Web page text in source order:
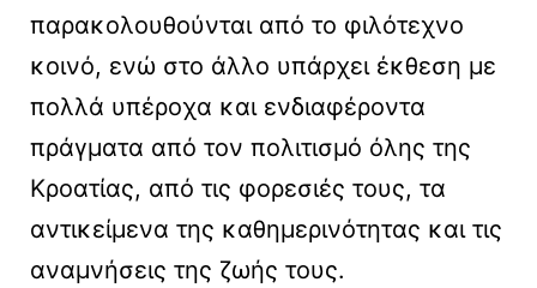
παρακολουθούνται από το φιλότεχνο
κοινό, ενώ στο άλλο υπάρχει έκθεση με
πολλά υπέροχα και ενδιαφέροντα
πράγματα από τον πολιτισμό όλης της
Κροατίας, από τις φορεσιές τους, τα
αντικείμενα της καθημερινότητας και τις
αναμνήσεις της ζωής τους.